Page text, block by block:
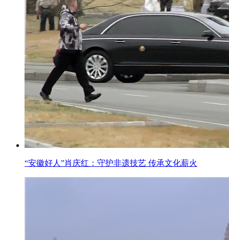
“安徽好人”肖庆红：守护非遗技艺 传承文化薪火